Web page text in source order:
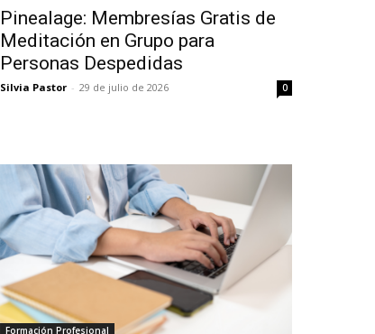
Pinealage: Membresías Gratis de
Meditación en Grupo para
Personas Despedidas
Silvia Pastor - 29 de julio de 2026 0
Formación Profesional